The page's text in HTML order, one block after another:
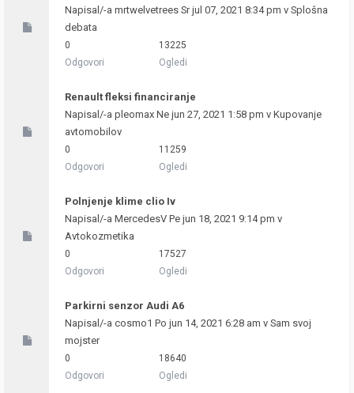
Napisal/-a mrtwelvetrees Sr jul 07, 2021 8:34 pm v Splošna
debata
0
Odgovori
13225
Ogledi
Renault fleksi financiranje
Napisal/-a pleomax Ne jun 27, 2021 1:58 pm v Kupovanje
avtomobilov
0
Odgovori
11259
Ogledi
Polnjenje klime clio Iv
Napisal/-a MercedesV Pe jun 18, 2021 9:14 pm v
Avtokozmetika
0
Odgovori
17527
Ogledi
Parkirni senzor Audi A6
Napisal/-a cosmo1 Po jun 14, 2021 6:28 am v Sam svoj
mojster
0
Odgovori
18640
Ogledi